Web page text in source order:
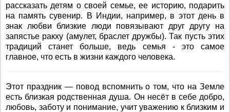
рассказать детям о своей семье, ее историю, подарить
на память сувенир. В Индии, например, в этот день в
знак любви близкие люди повязывают друг другу на
запястье ракху (амулет, браслет дружбы). Так пусть этих
традиций станет больше, ведь семья - это самое
главное, что есть в жизни каждого человека.
Этот праздник — повод вспомнить о том, что на Земле
есть близкая родственная душа. Он несёт в себе добро,
любовь, заботу и понимание, учит уважению к близким и